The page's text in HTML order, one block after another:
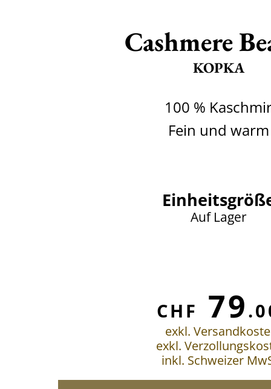
Cashmere
KOPKA
100 %
Fein und warm
Auf Lager
CHF 79
exkl.
exkl.
inkl. Schweizer